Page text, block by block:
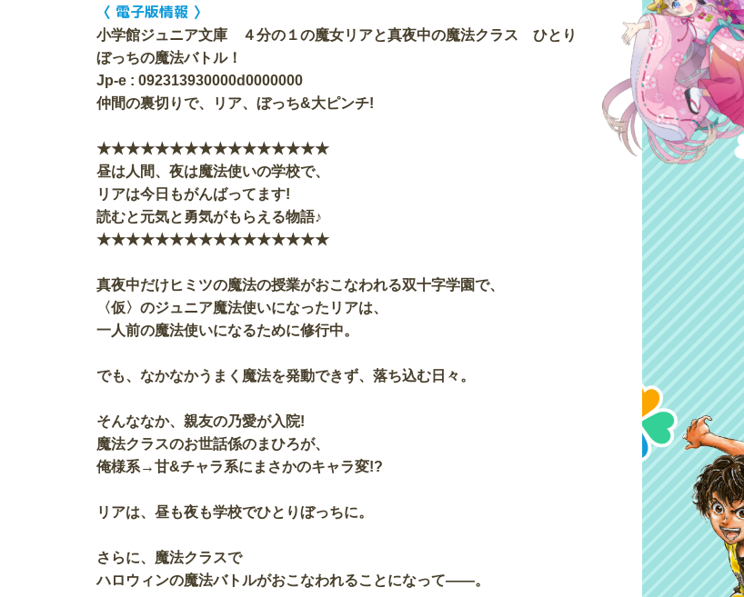
〈 電子版情報 〉
小学館ジュニア文庫 ４分の１の魔女リアと真夜中の魔法クラス ひとり
ぼっちの魔法バトル！
Jp-e : 092313930000d0000000
仲間の裏切りで、リア、ぼっち&大ピンチ!
★★★★★★★★★★★★★★★★
昼は人間、夜は魔法使いの学校で、
リアは今日もがんばってます!
読むと元気と勇気がもらえる物語♪
★★★★★★★★★★★★★★★★
真夜中だけヒミツの魔法の授業がおこなわれる双十字学園で、
〈仮〉のジュニア魔法使いになったリアは、
一人前の魔法使いになるために修行中。
でも、なかなかうまく魔法を発動できず、落ち込む日々。
そんななか、親友の乃愛が入院!
魔法クラスのお世話係のまひろが、
俺様系→甘&チャラ系にまさかのキャラ変!?
リアは、昼も夜も学校でひとりぼっちに。
さらに、魔法クラスで
ハロウィンの魔法バトルがおこなわれることになって――。